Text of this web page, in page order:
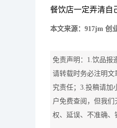
餐饮店一定弄清自
本文来源： 917jm 创
免责声明：1.饮品报
请转载时务必注明文
究责任；3.投稿请加
户免费查阅，但我
权、延误、不准确、